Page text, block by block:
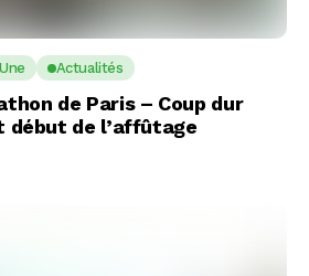
Actualités
de Paris – Coup dur
début de l’affûtage